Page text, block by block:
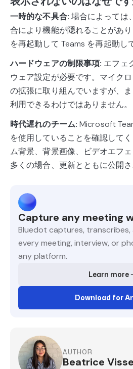
一時的な不具合: 場合によっては
合により機能が隠れることがあ
を再起動して Teams を再起動し
ハードウェアの制限事項: エフェ
ウェア設定が必要です。マイク
の拡張に取り組んでいますが、
利用できるわけではありません。
時代遅れのチーム: Microsoft
を使用していることを確認して
ム背景、背景画像、ビデオエフェ
多くの場合、更新とともに公開さ
Capture any meeting
Bluedot captures, transcribes,
every meeting, interview, or
any platform.
Learn more
Download for
AUTHOR
Beatrice